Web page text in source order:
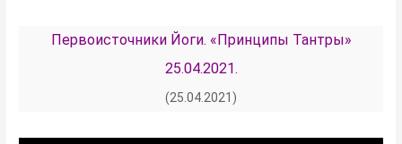
Первоисточники Йоги. «Принципы Тантры»
25.04.2021.
(25.04.2021)